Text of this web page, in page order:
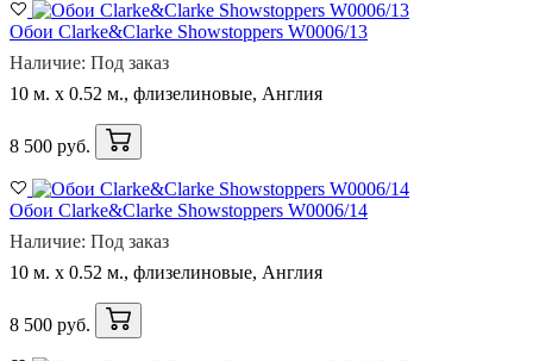
Обои Clarke&Clarke Showstoppers W0006/13
Наличие: Под заказ
10 м. x 0.52 м., флизелиновые, Англия
8 500 руб.
Обои Clarke&Clarke Showstoppers W0006/14
Наличие: Под заказ
10 м. x 0.52 м., флизелиновые, Англия
8 500 руб.